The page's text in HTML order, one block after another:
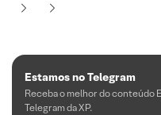
Estamos no Telegram
Receba o melhor do conteúdo
Telegram da XP.